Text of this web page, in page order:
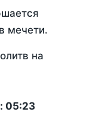
мечети.
на
05:23